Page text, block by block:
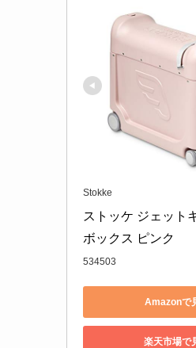
Stokke
ストッケ ジェット
ボックス ピンク
534503
Amazonで
楽天市場で